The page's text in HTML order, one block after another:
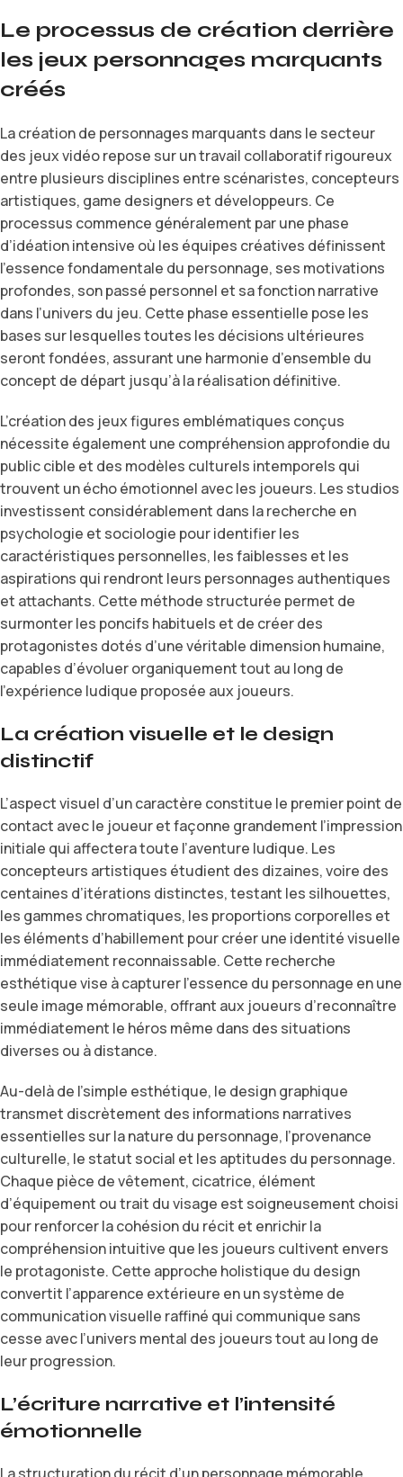
Le processus de création derrière
les jeux personnages marquants
créés
La création de personnages marquants dans le secteur
des jeux vidéo repose sur un travail collaboratif rigoureux
entre plusieurs disciplines entre scénaristes, concepteurs
artistiques, game designers et développeurs. Ce
processus commence généralement par une phase
d’idéation intensive où les équipes créatives définissent
l’essence fondamentale du personnage, ses motivations
profondes, son passé personnel et sa fonction narrative
dans l’univers du jeu. Cette phase essentielle pose les
bases sur lesquelles toutes les décisions ultérieures
seront fondées, assurant une harmonie d’ensemble du
concept de départ jusqu’à la réalisation définitive.
L’création des jeux figures emblématiques conçus
nécessite également une compréhension approfondie du
public cible et des modèles culturels intemporels qui
trouvent un écho émotionnel avec les joueurs. Les studios
investissent considérablement dans la recherche en
psychologie et sociologie pour identifier les
caractéristiques personnelles, les faiblesses et les
aspirations qui rendront leurs personnages authentiques
et attachants. Cette méthode structurée permet de
surmonter les poncifs habituels et de créer des
protagonistes dotés d’une véritable dimension humaine,
capables d’évoluer organiquement tout au long de
l’expérience ludique proposée aux joueurs.
La création visuelle et le design
distinctif
L’aspect visuel d’un caractère constitue le premier point de
contact avec le joueur et façonne grandement l’impression
initiale qui affectera toute l’aventure ludique. Les
concepteurs artistiques étudient des dizaines, voire des
centaines d’itérations distinctes, testant les silhouettes,
les gammes chromatiques, les proportions corporelles et
les éléments d’habillement pour créer une identité visuelle
immédiatement reconnaissable. Cette recherche
esthétique vise à capturer l’essence du personnage en une
seule image mémorable, offrant aux joueurs d’reconnaître
immédiatement le héros même dans des situations
diverses ou à distance.
Au-delà de l’simple esthétique, le design graphique
transmet discrètement des informations narratives
essentielles sur la nature du personnage, l’provenance
culturelle, le statut social et les aptitudes du personnage.
Chaque pièce de vêtement, cicatrice, élément
d’équipement ou trait du visage est soigneusement choisi
pour renforcer la cohésion du récit et enrichir la
compréhension intuitive que les joueurs cultivent envers
le protagoniste. Cette approche holistique du design
convertit l’apparence extérieure en un système de
communication visuelle raffiné qui communique sans
cesse avec l’univers mental des joueurs tout au long de
leur progression.
L’écriture narrative et l’intensité
émotionnelle
La structuration du récit d’un personnage mémorable